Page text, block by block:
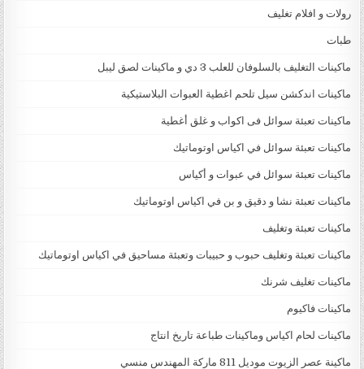
رولات و افلام تغليف
طبات
ماكينات التغليف بالسلوفان للعلب 3 دي و ماكينات لصق ليبل
ماكينات اندكشن سيل تلحم اغطية العبوات البلاستيكية
ماكينات تعبئة سوائل فى اكواب و غلق أغطية
ماكينات تعبئة سوائل في اكياس اوتوماتيك
ماكينات تعبئة سوائل في عبوات و أكياس
ماكينات تعبئة نشا و دقيق و بن في اكياس اوتوماتيك
ماكينات تعبئة وتغليف
ماكينات تعبئة وتغليف حبوب و حبيبات وتعبئة مساحيق في اكياس اوتوماتيك
ماكينات تغليف شرنك
ماكينات فاكيوم
ماكينات لحام اكياس وماكينات طباعة تاريخ انتاج
ماكينة عصر الزيوت موديل 811 ماركة المهندس منسي